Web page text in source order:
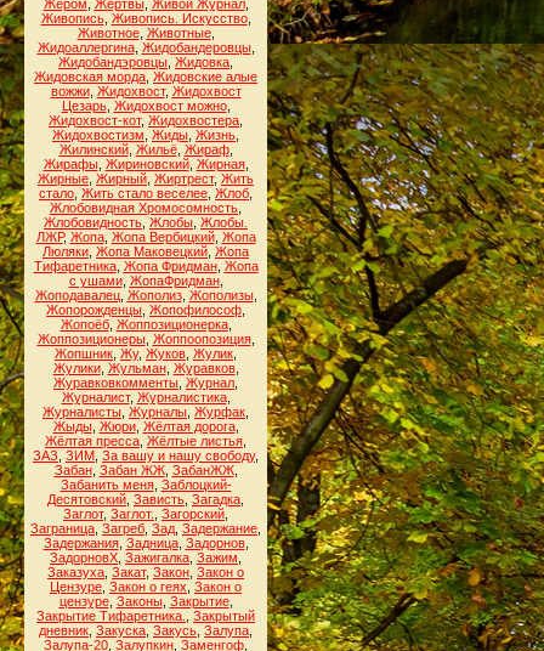
Жером Жертвы, Живой Журнал,
Живопись, Живопись. Искусство,
Животное, Животные,
Жидоаллергина, Жидобандеровцы,
Жидобандэровцы Жидовка
Жидовская морда Жидовские алые
вожжи, Жидохвост, Жидохвост
Цезарь, Жидохвост можно,
Жидохвост-кот, Жидохвостера
Жидохвостизм Жиды Жизнь
Жилинский, Жильё, Жираф,
Жирафы, Жириновский, Жирная,
Жирные Жирный Жиртрест, Жить
стало Жить стало веселее Жлоб
Жлобовидная Хромосомность
Жлобовидность Жлобы Жлобы.
ЛЖР, Жопа, Жопа Вербицкий, Жопа
Люляки Жопа Маковецкий Жопа
Тифаретника, Жопа Фридман, Жопа
с ушами, ЖопаФридман,
Жоподавалец, Жополиз, Жополизы,
Жопорожденцы Жопофилософ
Жопоёб, Жоппозиционерка,
Жоппозиционеры, Жоппоопозиция,
Жопшник Жу, Жуков Жулик
Жулики, Жульман, Журавков,
Журавковкомменты Журнал
Журналист, Журналистика,
Журналисты Журналы Журфак
Жыды, Жюри, Жёлтая дорога,
Жёлтая пресса Жёлтые листья
ЗАЗ ЗИМ За вашу и нашу свободу,
Забан, Забан ЖЖ, ЗабанЖЖ,
Забанить меня, Заблоцкий-
Десятовский Зависть Загадка
Заглот, Заглот. Загорский
Заграница Загреб Зад Задержание
Задержания, Задница, Задорнов,
ЗадорновХ Зажигалка Зажим
Заказуха Закат, Закон Закон о
Цензуре Закон о геях Закон о
цензуре, Законы, Закрытие,
Закрытие Тифаретника.
Закрытый
дневник Закуска Закусь Залупа
Залупа-20 Залупкин Заменгоф